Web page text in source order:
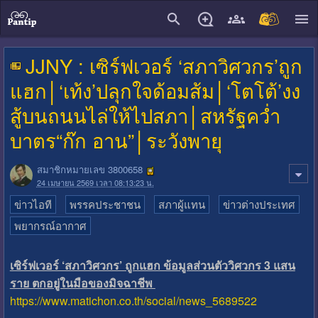
JJNY : เซิร์ฟเวอร์ ‘สภาวิศวกร’ถูก
แฮก│‘เท้ง’ปลุกใจด้อมส้ม│‘โตโต้’งง
สู้บนถนนไล่ให้ไปสภา│สหรัฐคว่ำ
บาตร“ก๊ก อาน”│ระวังพายุ
สมาชิกหมายเลข 3800658
24 เมษายน 2569 เวลา 08:13:23 น.
ข่าวไอที พรรคประชาชน สภาผู้แทน
ข่าวต่างประเทศ
พยากรณ์อากาศ
เซิร์ฟเวอร์ ‘สภาวิศวกร’ ถูกแฮก ข้อมูลส่วนตัววิศวกร 3 แสน
ราย ตกอยู่ในมือของมิจฉาชีพ
https://www.matichon.co.th/social/news_5689522
close